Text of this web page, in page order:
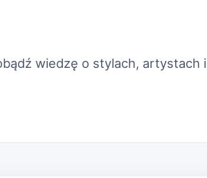
wiedzę o stylach, artystach i